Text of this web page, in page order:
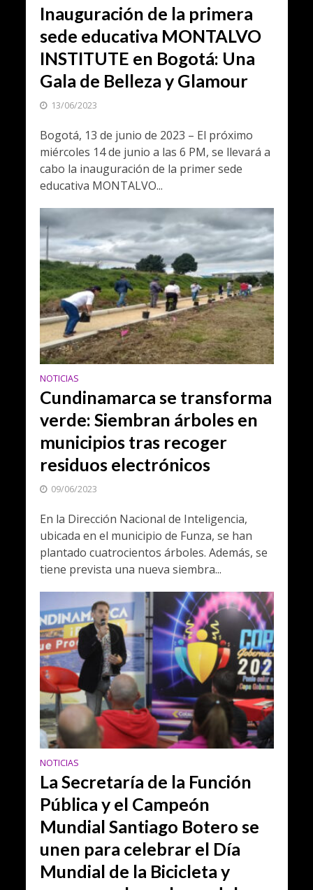
Inauguración de la primera
sede educativa MONTALVO
INSTITUTE en Bogotá: Una
Gala de Belleza y Glamour
13/06/2023
Bogotá, 13 de junio de 2023 – El próximo
miércoles 14 de junio a las 6 PM, se llevará a
cabo la inauguración de la primer sede
educativa MONTALVO...
NOTICIAS
Cundinamarca se transforma
verde: Siembran árboles en
municipios tras recoger
residuos electrónicos
09/06/2023
En la Dirección Nacional de Inteligencia,
ubicada en el municipio de Funza, se han
plantado cuatrocientos árboles. Además, se
tiene prevista una nueva siembra...
NOTICIAS
La Secretaría de la Función
Pública y el Campeón
Mundial Santiago Botero se
unen para celebrar el Día
Mundial de la Bicicleta y